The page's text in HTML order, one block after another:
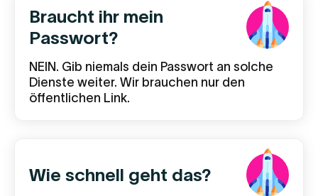
Braucht ihr mein
Passwort?
NEIN. Gib niemals dein Passwort an solche
Dienste weiter. Wir brauchen nur den
öffentlichen Link.
Wie schnell geht das?